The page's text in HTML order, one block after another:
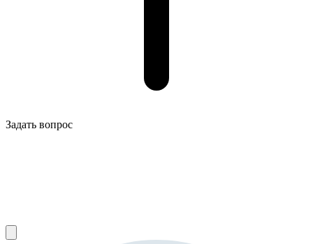
Задать вопрос